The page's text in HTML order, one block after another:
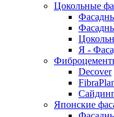
Цокольные
Я -
Decover
Японские